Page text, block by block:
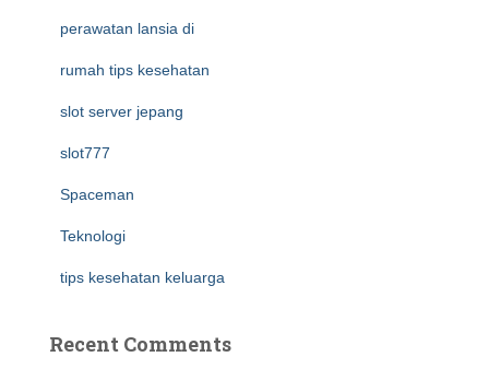
perawatan lansia di
rumah tips kesehatan
slot server jepang
slot777
Spaceman
Teknologi
tips kesehatan keluarga
Recent Comments